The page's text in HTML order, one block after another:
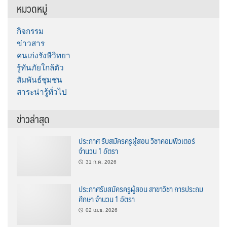
หมวดหมู่
กิจกรรม
ข่าวสาร
คนเก่งรังษีวิทยา
รู้ทันภัยใกล้ตัว
สัมพันธ์ชุมชน
สาระน่ารู้ทั่วไป
ข่าวล่าสุด
ประกาศ รับสมัครครูผู้สอน วิชาคอมพิวเตอร์
จำนวน 1 อัตรา
31 ก.ค. 2026
ประกาศรับสมัครครูผู้สอน สาขาวิชา การประถม
ศึกษา จำนวน 1 อัตรา
02 เม.ย. 2026